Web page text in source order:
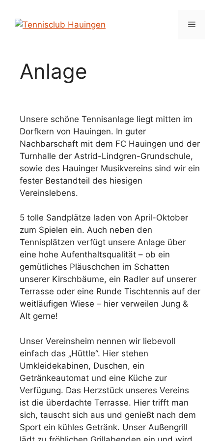
Inhalt
springen
Menü
Anlage
Unsere schöne Tennisanlage liegt mitten im
Dorfkern von Hauingen. In guter
Nachbarschaft mit dem FC Hauingen und der
Turnhalle der Astrid-Lindgren-Grundschule,
sowie des Hauinger Musikvereins sind wir ein
fester Bestandteil des hiesigen
Vereinslebens.
5 tolle Sandplätze laden von April-Oktober
zum Spielen ein. Auch neben den
Tennisplätzen verfügt unsere Anlage über
eine hohe Aufenthaltsqualität – ob ein
gemütliches Pläuschchen im Schatten
unserer Kirschbäume, ein Radler auf unserer
Terrasse oder eine Runde Tischtennis auf der
weitläufigen Wiese – hier verweilen Jung &
Alt gerne!
Unser Vereinsheim nennen wir liebevoll
einfach das „Hüttle“. Hier stehen
Umkleidekabinen, Duschen, ein
Getränkeautomat und eine Küche zur
Verfügung. Das Herzstück unseres Vereins
ist die überdachte Terrasse. Hier trifft man
sich, tauscht sich aus und genießt nach dem
Sport ein kühles Getränk. Unser Außengrill